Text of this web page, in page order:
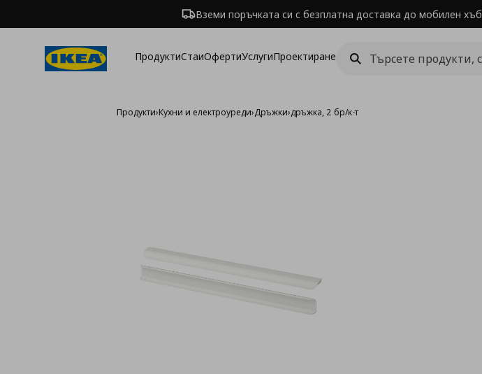
Вземи поръчката си с безплатна доставка до мобилен хъб
ПродуктиСтаиОфертиУслугиПроектиране
Продукти›Кухни и електроуреди›Дръжки›дръжка, 2 бр/к-т